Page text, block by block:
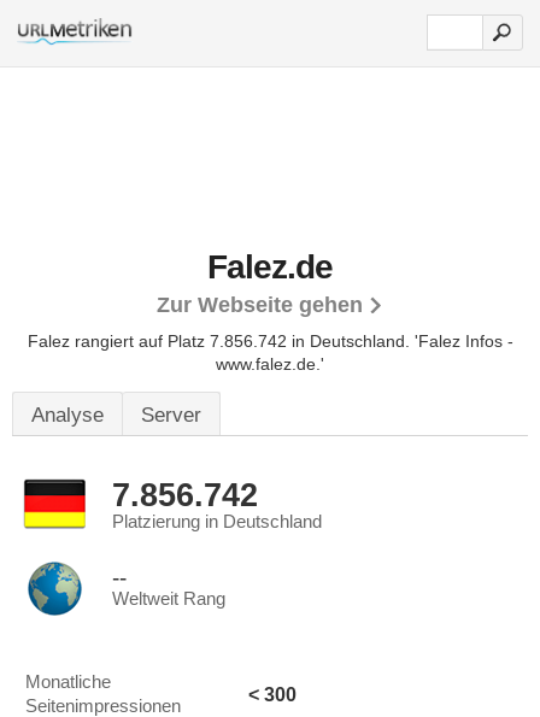
Falez.de
Zur Webseite gehen
Falez rangiert auf Platz 7.856.742 in Deutschland. 'Falez Infos -
www.falez.de.'
Analyse Server
7.856.742
Platzierung in Deutschland
--
Weltweit Rang
Monatliche
Seitenimpressionen
< 300